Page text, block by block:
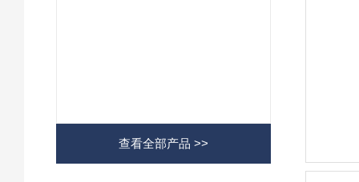
查看全部产品 >>